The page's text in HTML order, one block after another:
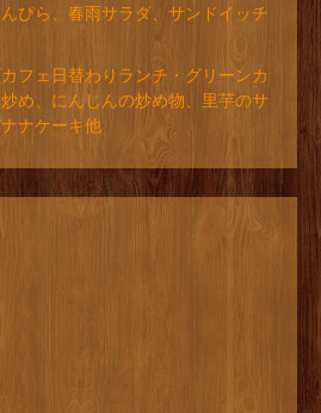
ぴら、春雨サラダ、サンドイッチ
フェ日替わりランチ・グリーンカ
め、にんじんの炒め物、里芋のサ
ナケーキ他